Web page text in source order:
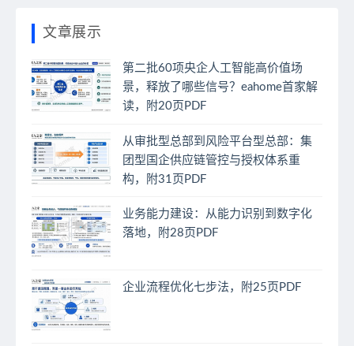
文章展示
第二批60项央企人工智能高价值场
景，释放了哪些信号？eahome首家解
读，附20页PDF
从审批型总部到风险平台型总部：集
团型国企供应链管控与授权体系重
构，附31页PDF
业务能力建设：从能力识别到数字化
落地，附28页PDF
企业流程优化七步法，附25页PDF